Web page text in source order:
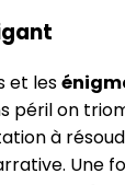
et les
péril on
à
Une